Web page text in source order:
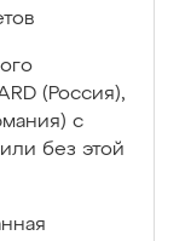
(Россия),
с
без этой